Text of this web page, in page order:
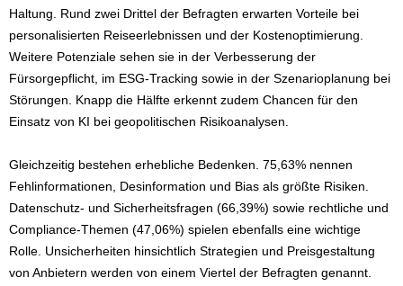
Haltung. Rund zwei Drittel der Befragten erwarten Vorteile bei
personalisierten Reiseerlebnissen und der Kostenoptimierung.
Weitere Potenziale sehen sie in der Verbesserung der
Fürsorgepflicht, im ESG-Tracking sowie in der Szenarioplanung bei
Störungen. Knapp die Hälfte erkennt zudem Chancen für den
Einsatz von KI bei geopolitischen Risikoanalysen.
Gleichzeitig bestehen erhebliche Bedenken. 75,63% nennen
Fehlinformationen, Desinformation und Bias als größte Risiken.
Datenschutz- und Sicherheitsfragen (66,39%) sowie rechtliche und
Compliance-Themen (47,06%) spielen ebenfalls eine wichtige
Rolle. Unsicherheiten hinsichtlich Strategien und Preisgestaltung
von Anbietern werden von einem Viertel der Befragten genannt.